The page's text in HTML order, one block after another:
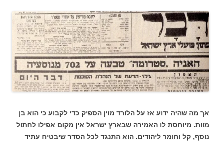
אך מה שהיה ידוע אז על הלורד מוין הספיק כדי לקבוע כי הוא בן
מוות. מיוחסת לו האמירה שבארץ ישראל אין מקום אפילו לחתול
נוסף, קל וחומר ליהודים. הוא התנגד לכל הסדר שיבטיח עתיד